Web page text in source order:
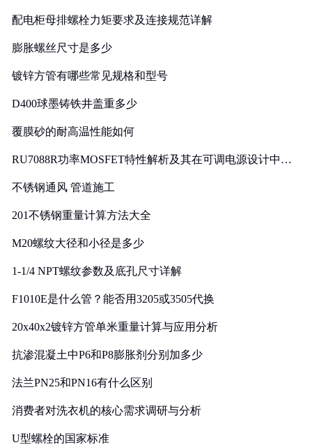
配电柜母排螺栓力矩要求及连接规范详解
膨胀螺丝尺寸是多少
镀锌方管有哪些常见规格和型号
D400球墨铸铁井盖重多少
覆膜砂的耐高温性能如何
RU7088R功率MOSFET特性解析及其在可调电源设计中的
不锈钢通风 管道施工
201不锈钢重量计算方法大全
M20螺纹大径和小径是多少
1-1/4 NPT螺纹参数及底孔尺寸详解
F1010E是什么管？能否用3205或3505代换
20x40x2镀锌方管单米重量计算与应用分析
抗渗混凝土中P6和P8膨胀剂分别加多少
法兰PN25和PN16有什么区别
消费者对洗衣机的核心需求调研与分析
U型螺栓的国家标准